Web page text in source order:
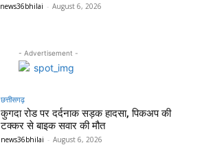
news36bhilai - August 6, 2026
- Advertisement -
छत्तीसगढ़
कुगदा रोड पर दर्दनाक सड़क हादसा, पिकअप की
टक्कर से बाइक सवार की मौत
news36bhilai - August 6, 2026